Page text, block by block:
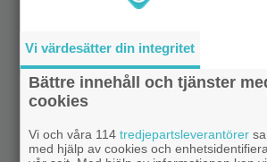
Vi värdesätter din integritet
Bättre innehåll och tjänster
cookies
Vi och våra 114tredjepartsleverantörer
med hjälp av cookies och